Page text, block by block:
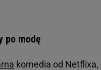
po modę
komedia od